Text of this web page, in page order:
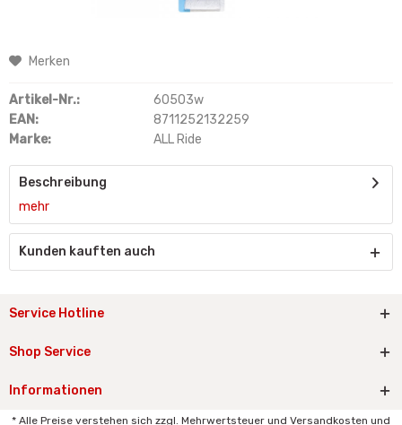
Merken
Artikel-Nr.:
60503w
EAN:
8711252132259
Marke:
ALL Ride
Beschreibung
mehr
Kunden kauften auch
Service Hotline
Shop Service
Informationen
* Alle Preise verstehen sich zzgl. Mehrwertsteuer und Versandkosten und